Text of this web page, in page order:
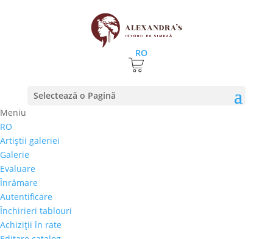
RO
Selectează o Pagină
Meniu
RO
Artiştii galeriei
Galerie
Evaluare
Înrămare
Autentificare
Închirieri tablouri
Achiziţii în rate
Ana Rus, sculptorul deghizat in muzeograf la
Muzeul Cotroceni
21 februarie 2019
Ana Rus este una din putinele sculptorite ale
Romaniei. Nascuta in Cluj, a absolvit in orasul
natal Liceul de Arte Plastice si Institutul de Arte
Plastice şi Decorative „Ion Andreescu”, specializarea